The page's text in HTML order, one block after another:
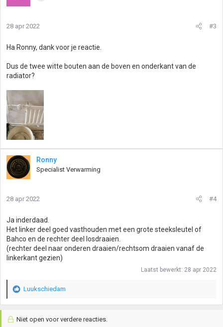
28 apr 2022 #3
Ha Ronny, dank voor je reactie.
Dus de twee witte bouten aan de boven en onderkant van de
radiator?
Ronny
Specialist Verwarming
28 apr 2022 #4
Ja inderdaad.
Het linker deel goed vasthouden met een grote steeksleutel of
Bahco en de rechter deel losdraaien.
(rechter deel naar onderen draaien/rechtsom draaien vanaf de
linkerkant gezien)
Laatst bewerkt: 28 apr 2022
W
r
Luukschiedam
Niet open voor verdere reacties.